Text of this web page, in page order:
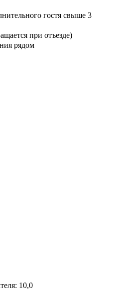
гостя свыше 3
при отъезде)
рядом
10,0